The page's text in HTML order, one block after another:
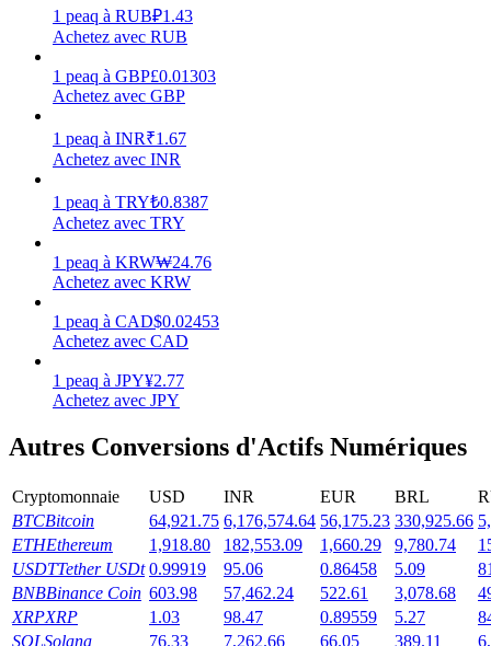
Apprenez à rester rentable
Gagner
Gagnez quotidiennement des récompenses compétitives
1 peaq à RUB₽1.43
Achetez avec RUB
1 peaq à GBP£0.01303
Achetez avec GBP
1 peaq à INR₹1.67
Achetez avec INR
1 peaq à TRY₺0.8387
Achetez avec TRY
1 peaq à KRW₩24.76
Achetez avec KRW
1 peaq à CAD$0.02453
Achetez avec CAD
1 peaq à JPY¥2.77
Achetez avec JPY
Autres Conversions d'Actifs Numériques
Cryptomonnaie USD INR EUR BRL
BTCBitcoin 64,921.75 6,176,574.64 56,175.23 330,925.66
ETHEthereum 1,918.80 182,553.09 1,660.29 9,780.74
USDTTether USDt 0.99919 95.06 0.86458 5.09
BNBBinance Coin 603.98 57,462.24 522.61 3,078.68
XRPXRP 1.03 98.47 0.89559 5.27
SOLSolana 76.33 7,262.66 66.05 389.11